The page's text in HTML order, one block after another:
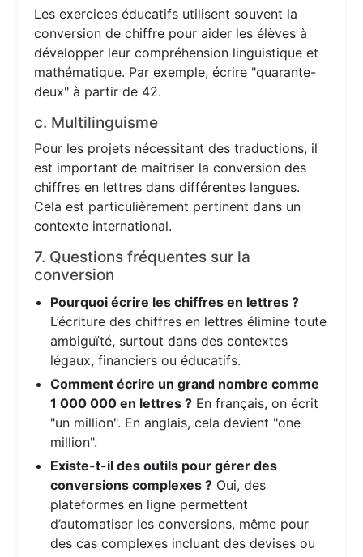
Les exercices éducatifs utilisent souvent la
conversion de chiffre pour aider les élèves à
développer leur compréhension linguistique et
mathématique. Par exemple, écrire "quarante-
deux" à partir de 42.
c. Multilinguisme
Pour les projets nécessitant des traductions, il
est important de maîtriser la conversion des
chiffres en lettres dans différentes langues.
Cela est particulièrement pertinent dans un
contexte international.
7. Questions fréquentes sur la
conversion
Pourquoi écrire les chiffres en lettres ?
L’écriture des chiffres en lettres élimine toute
ambiguïté, surtout dans des contextes
légaux, financiers ou éducatifs.
Comment écrire un grand nombre comme
1 000 000 en lettres ? En français, on écrit
"un million". En anglais, cela devient "one
million".
Existe-t-il des outils pour gérer des
conversions complexes ? Oui, des
plateformes en ligne permettent
d’automatiser les conversions, même pour
des cas complexes incluant des devises ou